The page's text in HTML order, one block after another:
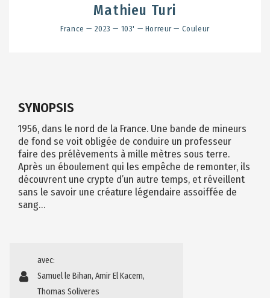
Mathieu Turi
France — 2023 — 103' — Horreur — Couleur
SYNOPSIS
1956, dans le nord de la France. Une bande de mineurs
de fond se voit obligée de conduire un professeur
faire des prélèvements à mille mètres sous terre.
Après un éboulement qui les empêche de remonter, ils
découvrent une crypte d’un autre temps, et réveillent
sans le savoir une créature légendaire assoiffée de
sang…
avec:
Samuel le Bihan, Amir El Kacem,
Thomas Soliveres